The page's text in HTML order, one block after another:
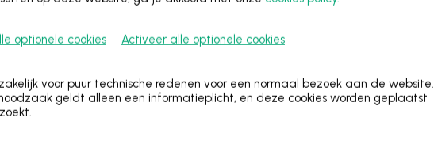
optionele cookies Activeer alle optionele cookies
voor puur technische redenen voor een normaal bezoek aan de website.
geldt alleen een informatieplicht, en deze cookies worden geplaatst